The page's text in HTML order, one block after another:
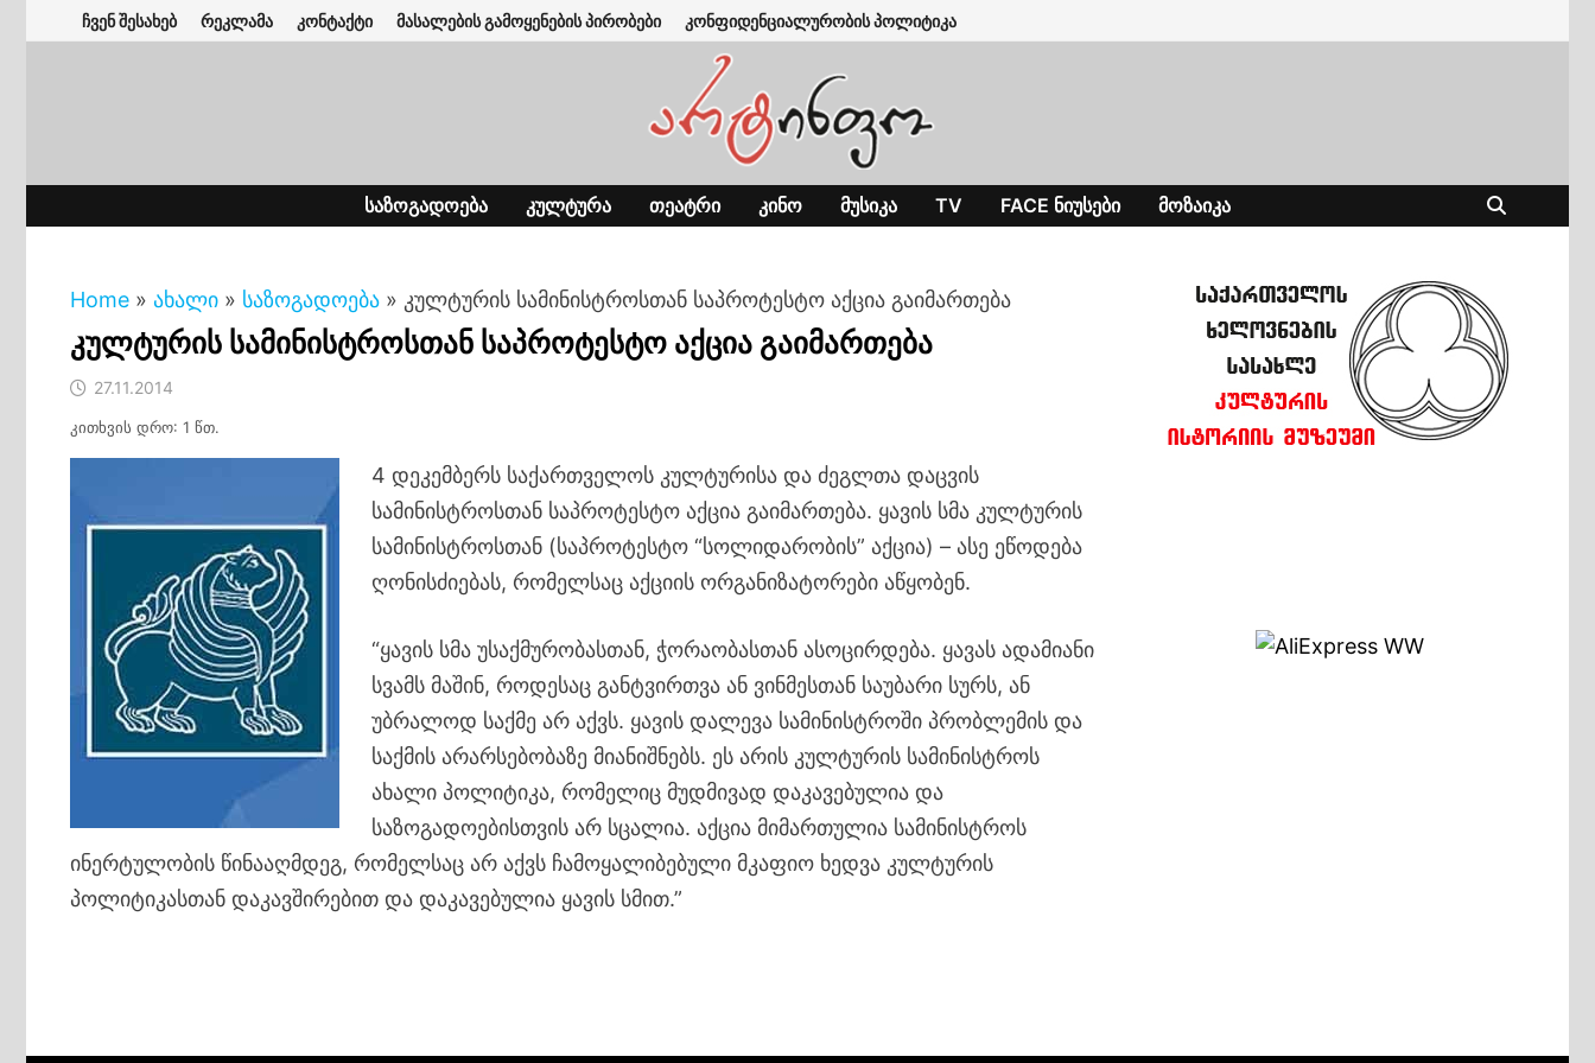
to
ჩვენ შესახებ რეკლამა კონტაქტი მასალების გამოყენების პირობები კონფიდენციალურობის პოლიტიკა
ᲡᲐᲖᲝᲒᲐᲓᲝᲔᲑᲐ ᲙᲣᲚᲢᲣᲠᲐ ᲗᲔᲐᲢᲠᲘ ᲙᲘᲜᲝ ᲛᲣᲡᲘᲙᲐ TV FACE ᲜᲘᲣᲡᲔᲑᲘ ᲛᲝᲖᲐᲘᲙᲐ
Home » ახალი » საზოგადოება » კულტურის სამინისტროსთან საპროტესტო აქცია გაიმართება
კულტურის სამინისტროსთან საპროტესტო აქცია გაიმართება
27.11.2014
კითხვის დრო: 1 წთ.
4 დეკემბერს საქართველოს კულტურისა და ძეგლთა დაცვის
სამინისტროსთან საპროტესტო აქცია გაიმართება. ყავის სმა კულტურის
სამინისტროსთან (საპროტესტო “სოლიდარობის” აქცია) – ასე ეწოდება
ღონისძიებას, რომელსაც აქციის ორგანიზატორები აწყობენ.
“ყავის სმა უსაქმურობასთან, ჭორაობასთან ასოცირდება. ყავას ადამიანი
სვამს მაშინ, როდესაც განტვირთვა ან ვინმესთან საუბარი სურს, ან
უბრალოდ საქმე არ აქვს. ყავის დალევა სამინისტროში პრობლემის და
საქმის არარსებობაზე მიანიშნებს. ეს არის კულტურის სამინისტროს
ახალი პოლიტიკა, რომელიც მუდმივად დაკავებულია და
საზოგადოებისთვის არ სცალია. აქცია მიმართულია სამინისტროს
ინერტულობის წინააღმდეგ, რომელსაც არ აქვს ჩამოყალიბებული მკაფიო ხედვა კულტურის
პოლიტიკასთან დაკავშირებით და დაკავებულია ყავის სმით.”